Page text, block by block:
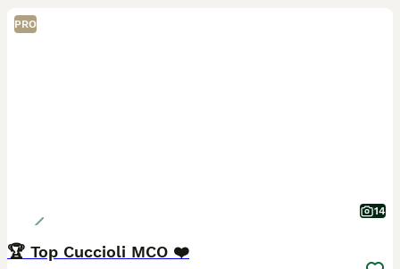
PRO
14
🏆 Top Cuccioli MCO ❤️